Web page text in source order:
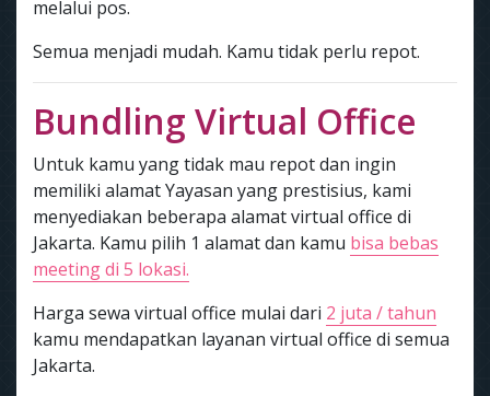
melalui pos.
Semua menjadi mudah. Kamu tidak perlu repot.
Bundling Virtual Office
Untuk kamu yang tidak mau repot dan ingin
memiliki alamat Yayasan yang prestisius, kami
menyediakan beberapa alamat virtual office di
Jakarta. Kamu pilih 1 alamat dan kamu bisa bebas
meeting di 5 lokasi.
Harga sewa virtual office mulai dari 2 juta / tahun
kamu mendapatkan layanan virtual office di semua
Jakarta.